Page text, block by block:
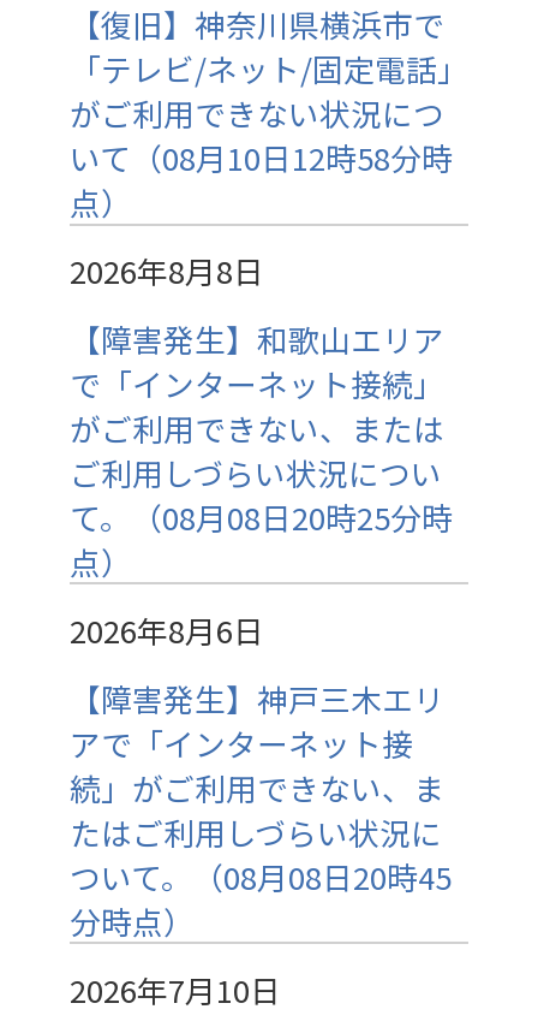
【復旧】神奈川県横浜市で
「テレビ/ネット/固定電話」
がご利用できない状況につ
いて（08月10日12時58分時
点）
2026年8月8日
【障害発生】和歌山エリア
で「インターネット接続」
がご利用できない、または
ご利用しづらい状況につい
て。（08月08日20時25分時
点）
2026年8月6日
【障害発生】神戸三木エリ
アで「インターネット接
続」がご利用できない、ま
たはご利用しづらい状況に
ついて。（08月08日20時45
分時点）
2026年7月10日